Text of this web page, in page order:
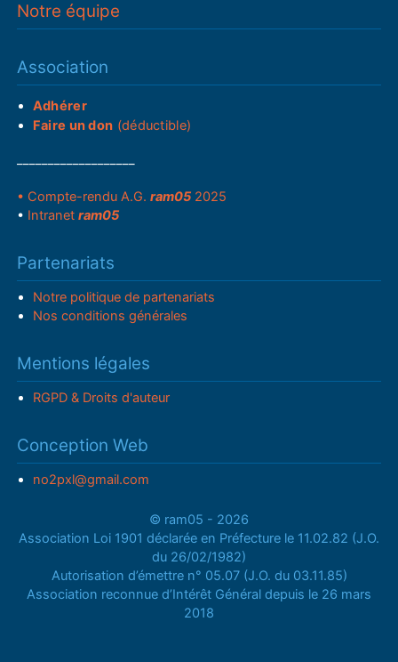
Notre équipe
Association
Adhérer
Faire un don (déductible)
• Compte-rendu A.G.ram05 2025
• Intranetram05
Partenariats
Notre politique de partenariats
Nos conditions générales
Mentions légales
RGPD & Droits d'auteur
Conception Web
no2pxl@gmail.com
© ram05 - 2026
Association Loi 1901 déclarée en Préfecture le 11.02.82 (J.O.
du 26/02/1982)
Autorisation d’émettre n° 05.07 (J.O. du 03.11.85)
Association reconnue d’Intérêt Général depuis le 26 mars
2018